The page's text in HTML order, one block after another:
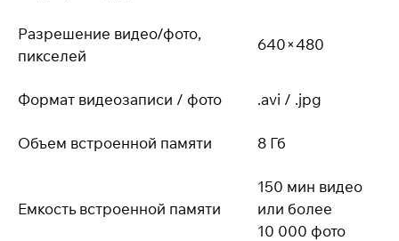
Разрешение видео/фото,
пикселей
640×480
Формат видеозаписи / фото .avi / .jpg
Объем встроенной памяти 8 Гб
Емкость встроенной памяти
150 мин видео
или более
10 000 фото